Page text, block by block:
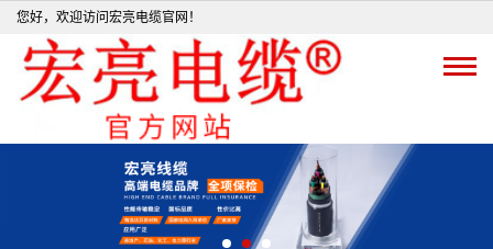
您好，欢迎访问宏亮电缆官网！